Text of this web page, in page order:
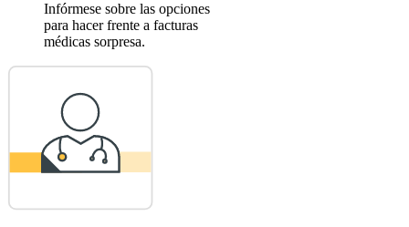
Infórmese sobre las opciones
para hacer frente a facturas
médicas sorpresa.